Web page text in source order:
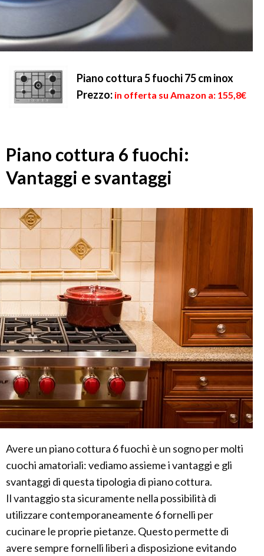
Piano cottura 5 fuochi 75 cm inox
Prezzo: in offerta su Amazon a: 155,8€
Piano cottura 6 fuochi:
Vantaggi e svantaggi
Avere un piano cottura 6 fuochi è un sogno per molti
cuochi amatoriali: vediamo assieme i vantaggi e gli
svantaggi di questa tipologia di piano cottura.
Il vantaggio sta sicuramente nella possibilità di
utilizzare contemporaneamente 6 fornelli per
cucinare le proprie pietanze. Questo permette di
avere sempre fornelli liberi a disposizione evitando